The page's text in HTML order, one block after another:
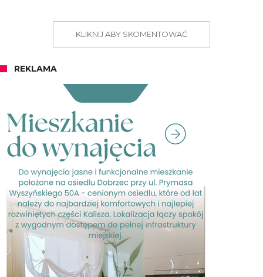
KLIKNIJ ABY SKOMENTOWAĆ
REKLAMA